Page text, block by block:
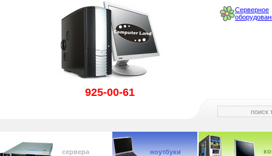
925-00-61
Серверное
сервера ноутбуки